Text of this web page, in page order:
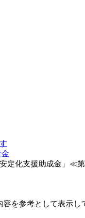
定化支援助成金」≪
を参考として表示し